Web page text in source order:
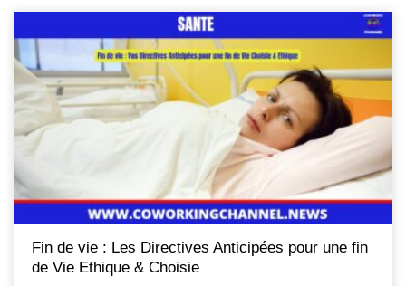
Fin de vie : Les Directives Anticipées pour une fin
de Vie Ethique & Choisie